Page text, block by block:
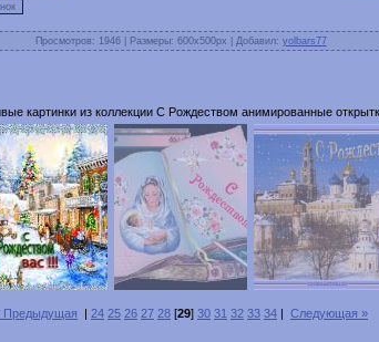
Просмотров: 1946 | Размеры: 600x500px | Добавил: yolbars77
картинки из коллекции С Рождеством анимированные
Предыдущая | 24 25 26 27 28 [29] 30 31 32 33 34 | Следующая »